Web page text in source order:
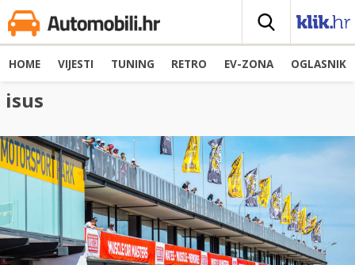
HOME VIJESTI TUNING RETRO EV-ZONA OGLASNIK
isus